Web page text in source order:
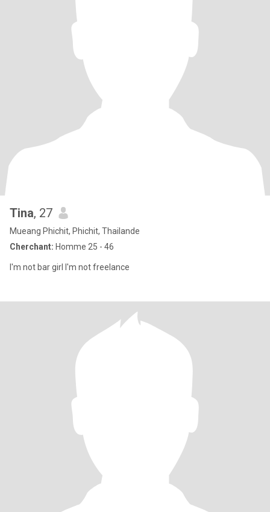
Tina, 27
Mueang Phichit, Phichit, Thailande
Cherchant: Homme 25 - 46
I'm not bar girl I'm not freelance